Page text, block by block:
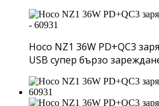
Hoco NZ1 36W PD+QC3
USB супер бързо